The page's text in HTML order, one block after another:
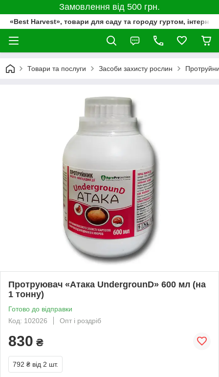
Замовлення від 500 грн.
«Best Harvest», товари для саду та городу гуртом,
Товари та послуги Засоби захисту рослин
Протруювач «Атака UndergrounD» 600 мл (на
1 тонну)
Готово до відправки
Код: 102026
Опт і роздріб
830 ₴
792 ₴ від 2 шт.